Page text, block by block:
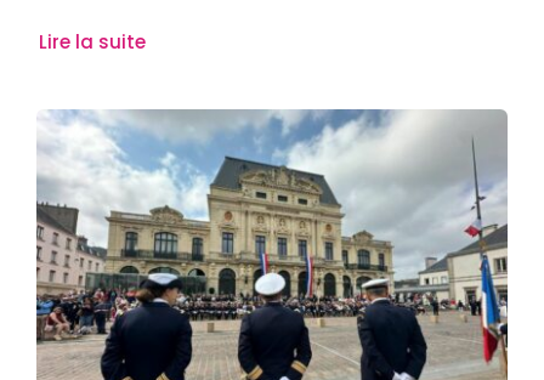
Lire la suite